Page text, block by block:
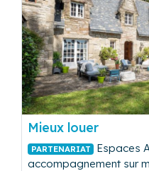
Mieux louer
PARTENARIAT
Espaces
accompagnement sur